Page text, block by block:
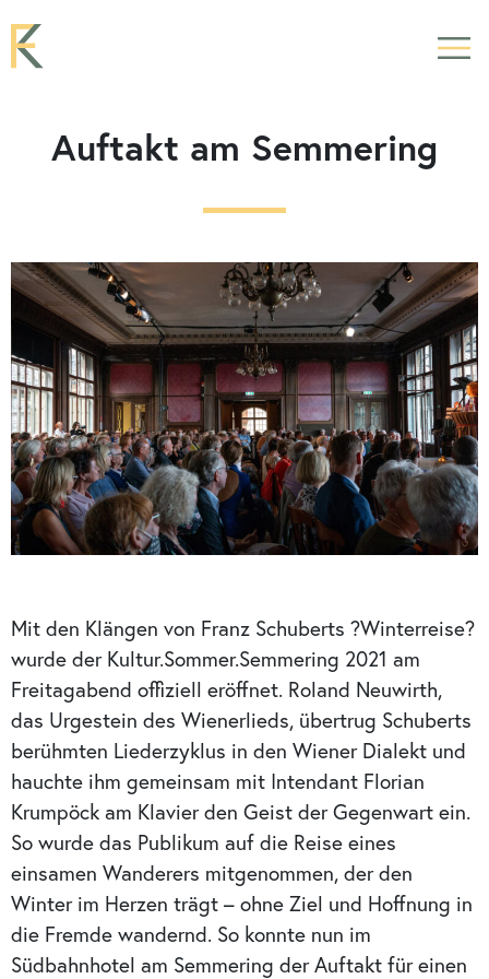
Auftakt am Semmering
Mit den Klängen von Franz Schuberts ?Winterreise?
wurde der Kultur.Sommer.Semmering 2021 am
Freitagabend offiziell eröffnet. Roland Neuwirth,
das Urgestein des Wienerlieds, übertrug Schuberts
berühmten Liederzyklus in den Wiener Dialekt und
hauchte ihm gemeinsam mit Intendant Florian
Krumpöck am Klavier den Geist der Gegenwart ein.
So wurde das Publikum auf die Reise eines
einsamen Wanderers mitgenommen, der den
Winter im Herzen trägt – ohne Ziel und Hoffnung in
die Fremde wandernd. So konnte nun im
Südbahnhotel am Semmering der Auftakt für einen